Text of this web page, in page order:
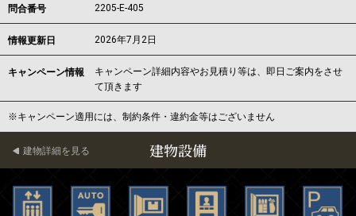
問合番号 2205-E-405
情報更新日 2026年7月2日
キャンペーン情報
キャンペーン詳細内容やお見積り等は、即日ご案内をさせ
て頂きます
※キャンペーン適用には、制約条件・違約金等はございません
建物設備
建物詳細を見る